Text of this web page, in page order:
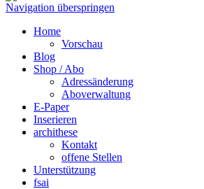
Navigation überspringen
Home
Vorschau
Blog
Shop / Abo
Adressänderung
Aboverwaltung
E-Paper
Inserieren
archithese
Kontakt
offene Stellen
Unterstützung
fsai